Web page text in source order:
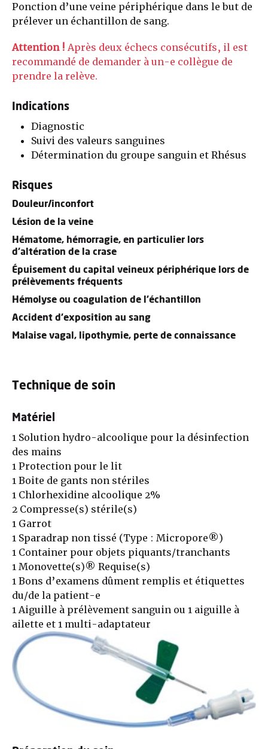
Ponction d’une veine périphérique dans le but de
prélever un échantillon de sang.
Attention ! Après deux échecs consécutifs, il est
recommandé de demander à un-e collègue de
prendre la relève.
Indications
Diagnostic
Suivi des valeurs sanguines
Détermination du groupe sanguin et Rhésus
Risques
Douleur/inconfort
Lésion de la veine
Hématome, hémorragie, en particulier lors
d’altération de la crase
Épuisement du capital veineux périphérique lors de
prélèvements fréquents
Hémolyse ou coagulation de l’échantillon
Accident d’exposition au sang
Malaise vagal, lipothymie, perte de connaissance
Technique de soin
Matériel
1 Solution hydro-alcoolique pour la désinfection
des mains
1 Protection pour le lit
1 Boite de gants non stériles
1 Chlorhexidine alcoolique 2%
2 Compresse(s) stérile(s)
1 Garrot
1 Sparadrap non tissé (Type : Micropore®)
1 Container pour objets piquants/tranchants
1 Monovette(s)® Requise(s)
1 Bons d’examens dûment remplis et étiquettes
du/de la patient-e
1 Aiguille à prélèvement sanguin ou 1 aiguille à
ailette et 1 multi-adaptateur